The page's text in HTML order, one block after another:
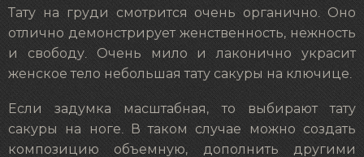
Тату на груди смотрится очень органично. Оно
отлично демонстрирует женственность, нежность
и свободу. Очень мило и лаконично украсит
женское тело небольшая тату сакуры на ключице.
Если задумка масштабная, то выбирают тату
сакуры на ноге. В таком случае можно создать
композицию объемную, дополнить другими